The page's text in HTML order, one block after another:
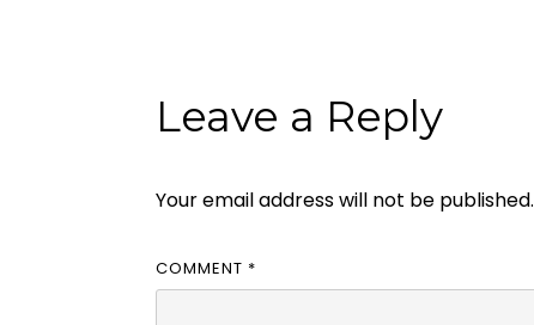
Leave a Reply
Your email address will not be published.
COMMENT *